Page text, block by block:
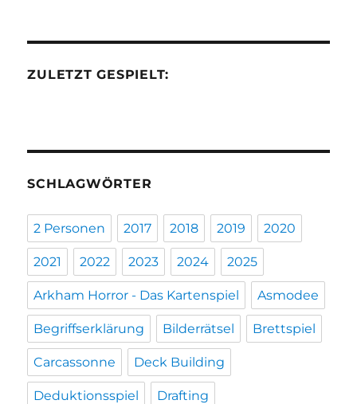
ZULETZT GESPIELT:
SCHLAGWÖRTER
2 Personen 2017 2018 2019 2020
2021 2022 2023 2024 2025
Arkham Horror - Das Kartenspiel Asmodee
Begriffserklärung Bilderrätsel Brettspiel
Carcassonne Deck Building
Deduktionsspiel Drafting